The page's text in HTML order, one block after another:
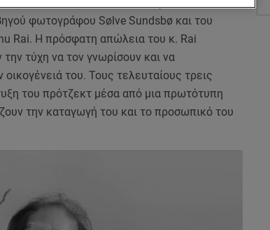
φωτογράφου Sølve Sundsbø και του
Rai. Η πρόσφατη απώλεια του κ. Rai
τύχη να τον γνωρίσουν και να
του. Τους τελευταίους τρεις
του πρότζεκτ μέσα από μια πρωτότυπη
την καταγωγή του και το προσωπικό του